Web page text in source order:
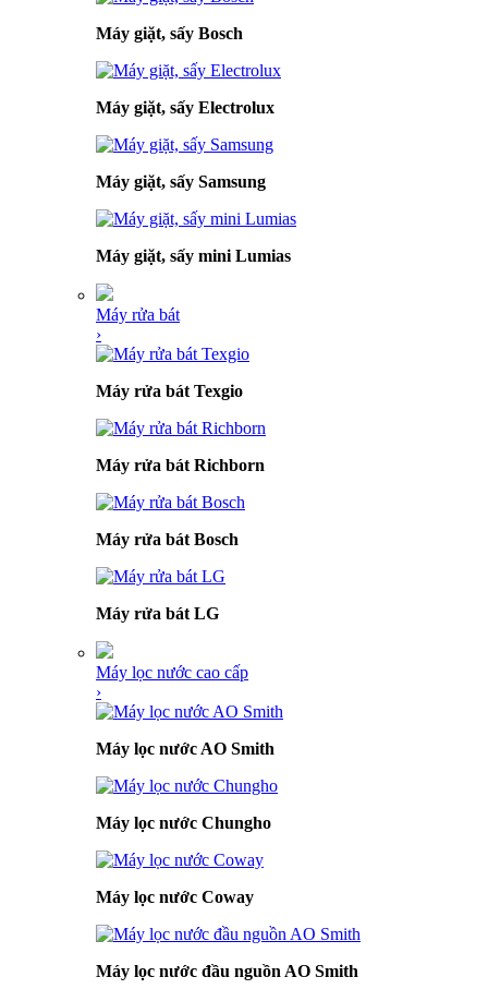
Máy giặt, sấy Bosch
Máy giặt, sấy Electrolux
Máy giặt, sấy Samsung
Máy giặt, sấy mini Lumias
Máy rửa bát
›
Máy rửa bát Texgio
Máy rửa bát Richborn
Máy rửa bát Bosch
Máy rửa bát LG
Máy lọc nước cao cấp
›
Máy lọc nước AO Smith
Máy lọc nước Chungho
Máy lọc nước Coway
Máy lọc nước đầu nguồn AO Smith